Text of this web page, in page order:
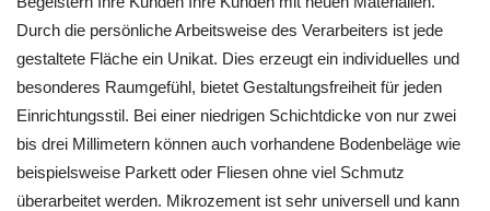
Durch die persönliche Arbeitsweise des Verarbeiters ist jede
gestaltete Fläche ein Unikat. Dies erzeugt ein individuelles und
besonderes Raumgefühl, bietet Gestaltungsfreiheit für jeden
Einrichtungsstil. Bei einer niedrigen Schichtdicke von nur zwei
bis drei Millimetern können auch vorhandene Bodenbeläge wie
beispielsweise Parkett oder Fliesen ohne viel Schmutz
überarbeitet werden. Mikrozement ist sehr universell und kann